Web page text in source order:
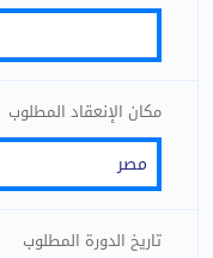
مكان الإنعقاد المطلوب
تاريخ الدورة المطلوب